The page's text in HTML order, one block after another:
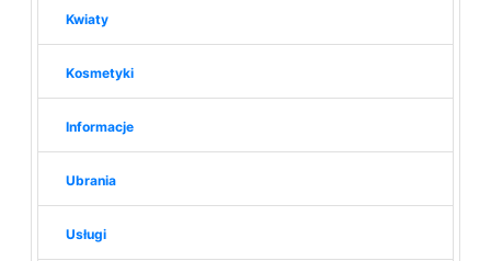
Kwiaty
Kosmetyki
Informacje
Ubrania
Usługi